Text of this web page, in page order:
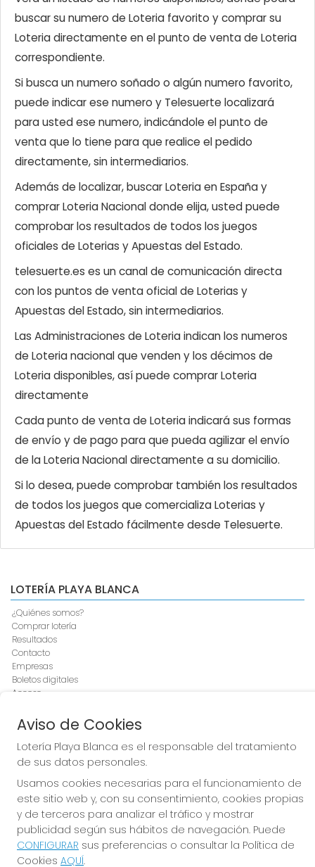
buscar su numero de Loteria favorito y comprar su
Loteria directamente en el punto de venta de Loteria
correspondiente.
Si busca un numero soñado o algún numero favorito,
puede indicar ese numero y Telesuerte localizará
para usted ese numero, indicándole el punto de
venta que lo tiene para que realice el pedido
directamente, sin intermediarios.
Además de localizar, buscar Loteria en España y
comprar Loteria Nacional donde elija, usted puede
comprobar los resultados de todos los juegos
oficiales de Loterias y Apuestas del Estado.
telesuerte.es es un canal de comunicación directa
con los puntos de venta oficial de Loterias y
Apuestas del Estado, sin intermediarios.
Las Administraciones de Loteria indican los numeros
de Loteria nacional que venden y los décimos de
Loteria disponibles, así puede comprar Loteria
directamente
Cada punto de venta de Loteria indicará sus formas
de envío y de pago para que pueda agilizar el envío
de la Loteria Nacional directamente a su domicilio.
Si lo desea, puede comprobar también los resultados
de todos los juegos que comercializa Loterias y
Apuestas del Estado fácilmente desde Telesuerte.
LOTERÍA PLAYA BLANCA
¿Quiénes somos?
Comprar lotería
Resultados
Contacto
Empresas
Boletos digitales
Acceso
CONTACTO
Lotería Playa Blanca ADMINISTRACION DE LOTERIAS: 1-
928517402
Clica aquí para contactar por WhatsApp
687553592
info@loteriaplayablanca.es
Doña Bienvenida Martín "la Practicanta", 18 bajo
Aviso de Cookies
Lotería Playa Blanca es el responsable del tratamiento
de sus datos personales.
Usamos cookies necesarias para el funcionamiento de
este sitio web y, con su consentimiento, cookies propias
y de terceros para analizar el tráfico y mostrar
publicidad según sus hábitos de navegación. Puede
CONFIGURAR sus preferencias o consultar la Política de
Cookies AQUÍ.